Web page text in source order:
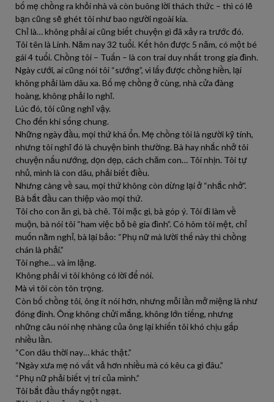
bố mẹ chồng ra khỏi nhà và còn buông lời thách thức – thì có lẽ
bạn cũng sẽ ghét tôi như bao người ngoài kia.
Chỉ là… không phải ai cũng biết chuyện gì đã xảy ra trước đó.
Tôi tên là Linh. Năm nay 32 tuổi. Kết hôn được 5 năm, có một bé
gái 4 tuổi. Chồng tôi – Tuấn – là con trai duy nhất trong gia đình.
Ngày cưới, ai cũng nói tôi “sướng”, vì lấy được chồng hiền, lại
không phải làm dâu xa. Bố mẹ chồng ở cùng, nhà cửa đàng
hoàng, không phải lo nghĩ.
Lúc đó, tôi cũng nghĩ vậy.
Cho đến khi sống chung.
Những ngày đầu, mọi thứ khá ổn. Mẹ chồng tôi là người kỹ tính,
nhưng tôi nghĩ đó là chuyện bình thường. Bà hay nhắc nhở tôi
chuyện nấu nướng, dọn dẹp, cách chăm con… Tôi nhịn. Tôi tự
nhủ, mình là con dâu, phải biết điều.
Nhưng càng về sau, mọi thứ không còn dừng lại ở “nhắc nhở”.
Bà bắt đầu can thiệp vào mọi thứ.
Tôi cho con ăn gì, bà chê. Tôi mặc gì, bà góp ý. Tôi đi làm về
muộn, bà nói tôi “ham việc bỏ bê gia đình”. Có hôm tôi mệt, chỉ
muốn nằm nghỉ, bà lại bảo: “Phụ nữ mà lười thế này thì chồng
chán là phải.”
Tôi nghe… và im lặng.
Không phải vì tôi không có lời để nói.
Mà vì tôi còn tôn trọng.
Còn bố chồng tôi, ông ít nói hơn, nhưng mỗi lần mở miệng là như
đóng đinh. Ông không chửi mắng, không lớn tiếng, nhưng
những câu nói nhẹ nhàng của ông lại khiến tôi khó chịu gấp
nhiều lần.
“Con dâu thời nay… khác thật.”
“Ngày xưa mẹ nó vất vả hơn nhiều mà có kêu ca gì đâu.”
“Phụ nữ phải biết vị trí của mình.”
Tôi bắt đầu thấy ngột ngạt.